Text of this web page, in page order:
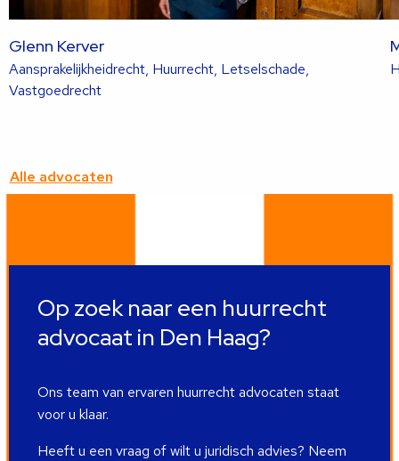
Glenn Kerver
Aansprakelijkheidrecht, Huurrecht, Letselschade,
VastgoedrechtLees
advocaat
Alle advocaten
Op zoek naar een huurrecht
advocaat in Den Haag?
Ons team van ervaren huurrecht advocaten staat
voor u klaar.
Heeft u een vraag of wilt u juridisch advies? Neem